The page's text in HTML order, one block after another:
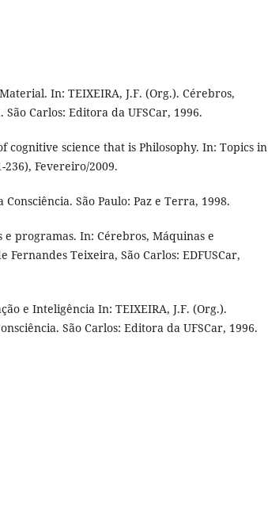
In: TEIXEIRA, J.F. (Org.). Cérebros,
Carlos: Editora da UFSCar, 1996.
cognitive science that is Philosophy. In: Topics in
236), Fevereiro/2009.
Consciência. São Paulo: Paz e Terra, 1998.
e programas. In: Cérebros, Máquinas e
Fernandes Teixeira, São Carlos: EDFUSCar,
e Inteligência In: TEIXEIRA, J.F. (Org.).
São Carlos: Editora da UFSCar, 1996.